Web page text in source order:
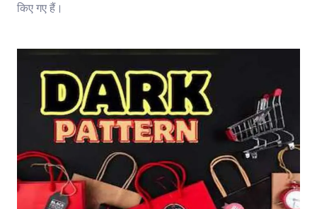
किए गए हैं।